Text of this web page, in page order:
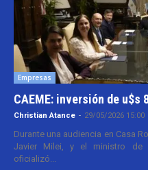
Empresas
CAEME: inversión de u$s
Christian Atance - 29/05/2026 15:00
Durante una audiencia en Casa
Javier Milei, y el ministro de
oficializó...